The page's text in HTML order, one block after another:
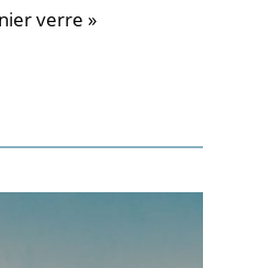
verre »